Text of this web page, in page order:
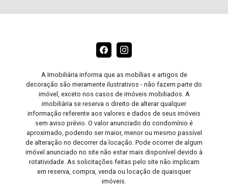
A Imobiliária informa que as mobílias e artigos de
decoração são meramente ilustrativos - não fazem parte do
imóvel, exceto nos casos de imóveis mobiliados. A
imobiliária se reserva o direito de alterar qualquer
informação referente aos valores e dados de seus imóveis
sem aviso prévio. O valor anunciado do condomínio é
aproximado, podendo ser maior, menor ou mesmo passível
de alteração no decorrer da locação. Pode ocorrer de algum
imóvel anunciado no site não estar mais disponível devido à
rotatividade. As solicitações feitas pelo site não implicam
em reserva, compra, venda ou locação de quaisquer
imóveis.